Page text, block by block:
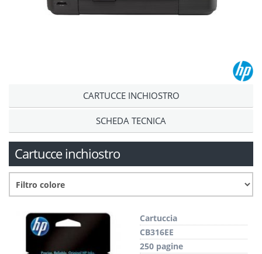
CARTUCCE INCHIOSTRO
SCHEDA TECNICA
Cartucce inchiostro
Cartuccia
CB316EE
250 pagine